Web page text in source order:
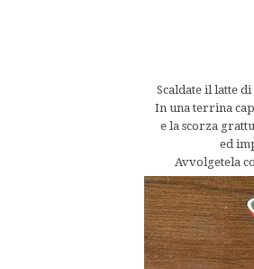
Scaldate il latte
In una terrina
e la scorza
ed
Avvolgetela